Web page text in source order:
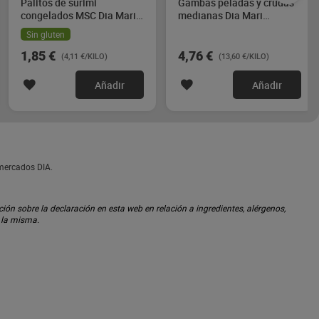
congelados MSC Dia Mari
Marinera 450 g
Sin gluten
1,85 € (4,11 €/KILO)
Añadir
medianas Dia Mari
4,76 € (13,60 €/KILO)
Añadir
DIA.
sobre la declaración en esta web en relación a ingredientes, alérgenos,
misma.